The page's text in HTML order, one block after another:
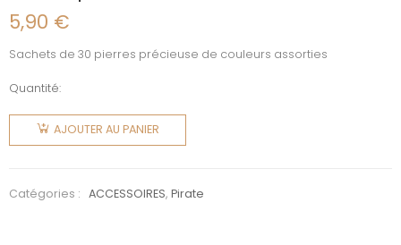
5,90 €
Sachets de 30 pierres précieuse de couleurs assorties
Quantité:
quantité
Pierres
AJOUTER AU PANIER
Catégories : ACCESSOIRES,Pirate